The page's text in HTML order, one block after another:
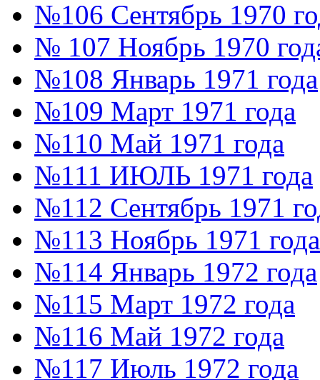
№106 Сентябрь 1970
№ 107 Ноябрь 1970
№108 Январь 1971 года
№109 Март 1971 года
№110 Май 1971 года
№111 ИЮЛЬ 1971 года
№112 Сентябрь 1971
№113 Ноябрь 1971 года
№114 Январь 1972 года
№115 Март 1972 года
№116 Май 1972 года
№117 Июль 1972 года